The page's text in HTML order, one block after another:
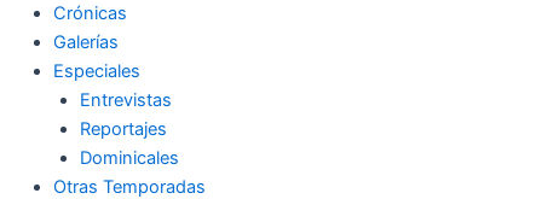
Crónicas
Galerías
Especiales
Entrevistas
Reportajes
Dominicales
Otras Temporadas